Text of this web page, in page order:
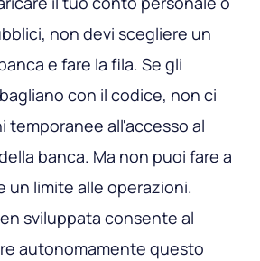
non devi scegliere un
e fare la fila. Se gli
con il codice, non ci
temporanee all'accesso al
banca. Ma non puoi fare a
un limite alle operazioni.
sviluppata consente al
autonomamente questo